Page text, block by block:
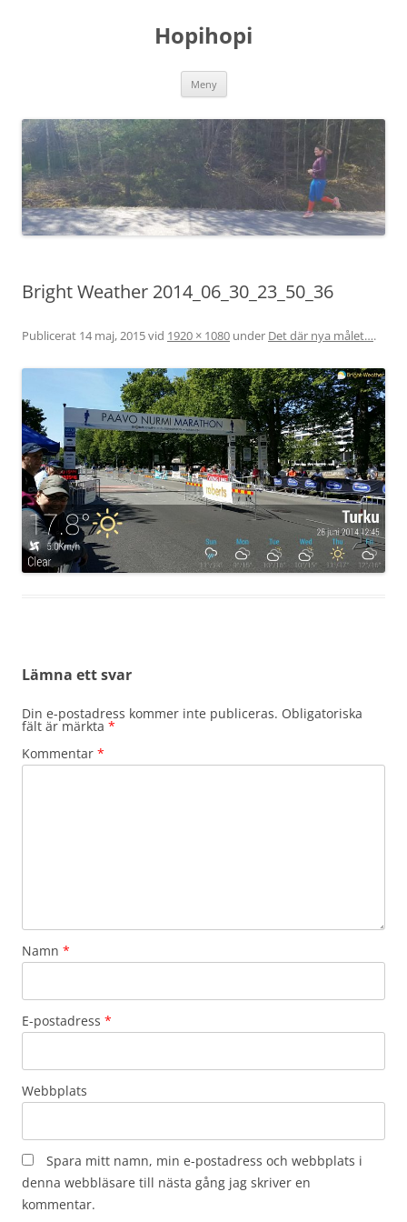
Hopihopi
Meny
Bright Weather 2014_06_30_23_50_36
Publicerat 14 maj, 2015vid 1920 × 1080 under Det där nya målet….
Lämna ett svar
Din e-postadress kommer inte publiceras. Obligatoriska
fält är märkta *
Kommentar *
Namn *
E-postadress *
Webbplats
Spara mitt namn, min e-postadress och webbplats i
denna webbläsare till nästa gång jag skriver en
kommentar.